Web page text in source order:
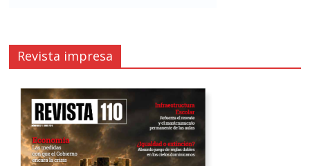
Revista impresa